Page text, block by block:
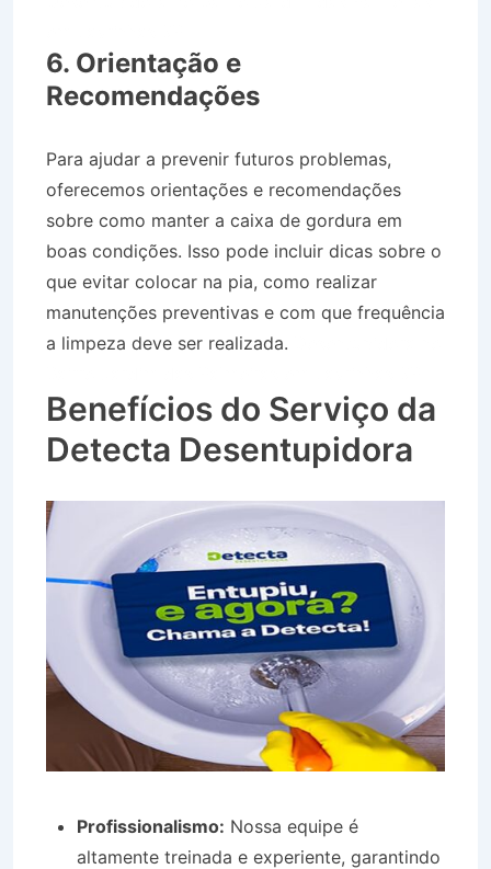
6. Orientação e
Recomendações
Para ajudar a prevenir futuros problemas,
oferecemos orientações e recomendações
sobre como manter a caixa de gordura em
boas condições. Isso pode incluir dicas sobre o
que evitar colocar na pia, como realizar
manutenções preventivas e com que frequência
a limpeza deve ser realizada.
Benefícios do Serviço da
Detecta Desentupidora
Profissionalismo: Nossa equipe é
altamente treinada e experiente, garantindo